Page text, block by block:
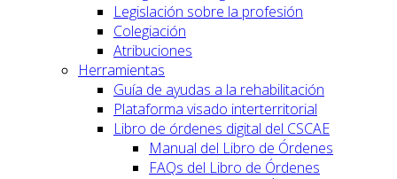
Legislación sobre la profesión
Colegiación
Atribuciones
Herramientas
Guía de ayudas a la rehabilitación
Plataforma visado interterritorial
Libro de órdenes digital del CSCAE
Manual del Libro de Órdenes
FAQs del Libro de Órdenes